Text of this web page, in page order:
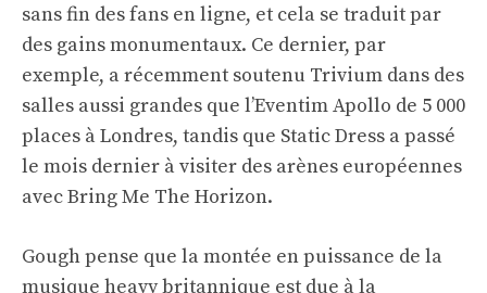
sans fin des fans en ligne, et cela se traduit par
des gains monumentaux. Ce dernier, par
exemple, a récemment soutenu Trivium dans des
salles aussi grandes que l’Eventim Apollo de 5 000
places à Londres, tandis que Static Dress a passé
le mois dernier à visiter des arènes européennes
avec Bring Me The Horizon.
Gough pense que la montée en puissance de la
musique heavy britannique est due à la